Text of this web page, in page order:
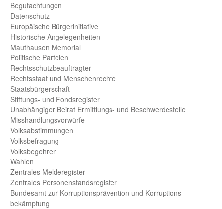
Begut­achtungen
Daten­schutz
Europäische Bürger­initiative
Historische Angelegen­heiten
Mauthausen Memorial
Politische Parteien
Rechts­schutz­beauftragter
Rechts­staat und Menschen­rechte
Staats­bürger­schaft
Stiftungs- und Fonds­register
Unab­hängiger Beirat Ermittlungs- und Beschwerde­stelle
Misshandlungs­vorwürfe
Volks­abstimmungen
Volks­befragung
Volks­begehren
Wahlen
Zentrales Melde­register
Zentrales Personen­stands­register
Bundes­amt zur Korrup­tions­prävention und Korrup­tions­
bekämpfung